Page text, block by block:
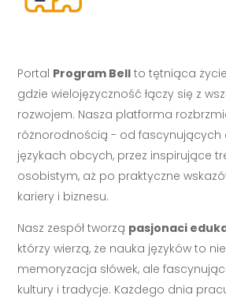
Portal Program Bell to tętniąca
gdzie wielojęzyczność łączy się z
rozwojem. Nasza platforma
różnorodnością - od fascynujących
językach obcych, przez inspirujące
osobistym, aż po praktyczne
kariery i biznesu.
Nasz zespół tworzą pasjonaci
którzy wierzą, że nauka języków to
memoryzacja słówek, ale
kultury i tradycje. Każdego dnia